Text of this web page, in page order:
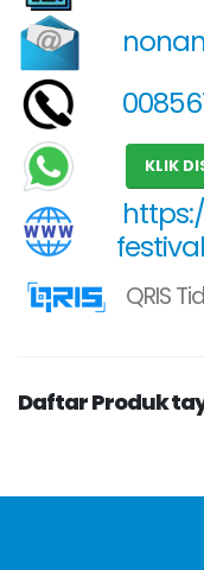
KLIK
QRIS
Daftar Produk